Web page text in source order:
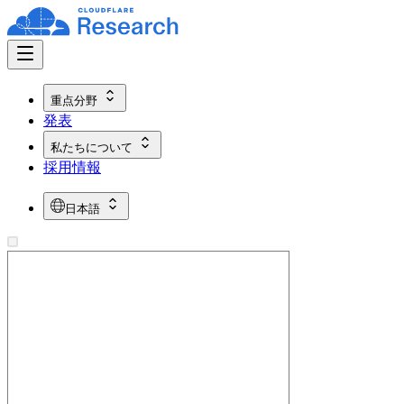
重点分野
発表
私たちについて
採用情報
日本語